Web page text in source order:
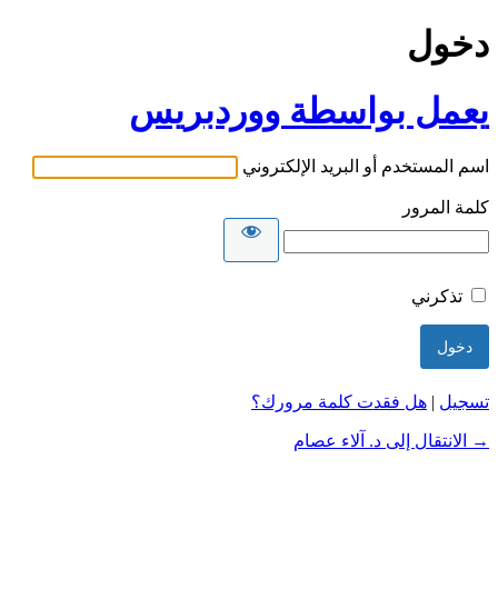
دخول
يعمل بواسطة ووردبريس
اسم المستخدم أو البريد الإلكتروني
كلمة المرور
تذكرني
تسجيل | هل فقدت كلمة مرورك؟
→ الانتقال إلى د. آلاء عصام